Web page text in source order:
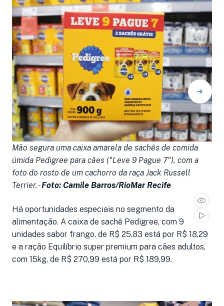
Mão segura uma caixa amarela de sachês de comida
úmida Pedigree para cães ("Leve 9 Pague 7"), com a
foto do rosto de um cachorro da raça Jack Russell
Terrier. -Foto: Camile Barros/RioMar Recife
Há oportunidades especiais no segmento da
alimentação. A caixa de sachê Pedigree, com 9
unidades sabor frango, de R$ 25,83 está por R$ 18,29
e a ração Equilíbrio super premium para cães adultos,
com 15kg, de R$ 270,99 está por R$ 189,99.